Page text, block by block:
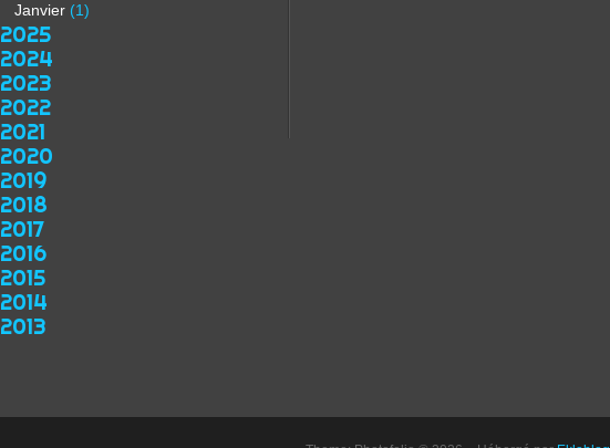
Janvier (1)
2025
2024
2023
2022
2021
2020
2019
2018
2017
2016
2015
2014
2013